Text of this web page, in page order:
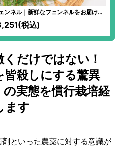
ンネル｜新鮮なフェンネルをお届け！
けにぴったり！フルーツを使ったサラ
ば本格的な味わいに！
税込)
だけではない！
皆殺しにする驚異
の実態を慣行栽培経
ます
といった農薬に対する意識が